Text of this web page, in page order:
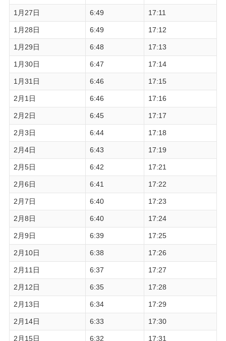
1月27日 6:49 17:11
1月28日 6:49 17:12
1月29日 6:48 17:13
1月30日 6:47 17:14
1月31日 6:46 17:15
2月1日 6:46 17:16
2月2日 6:45 17:17
2月3日 6:44 17:18
2月4日 6:43 17:19
2月5日 6:42 17:21
2月6日 6:41 17:22
2月7日 6:40 17:23
2月8日 6:40 17:24
2月9日 6:39 17:25
2月10日 6:38 17:26
2月11日 6:37 17:27
2月12日 6:35 17:28
2月13日 6:34 17:29
2月14日 6:33 17:30
2月15日 6:32 17:31